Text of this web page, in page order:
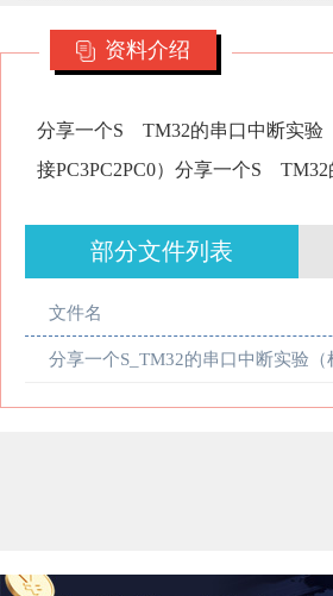
资料介绍
分享一个S TM32的串口中断实验
接PC3PC2PC0）分享一个S
部分文件列表
文件名
分享一个S_TM32的串口中断实验（